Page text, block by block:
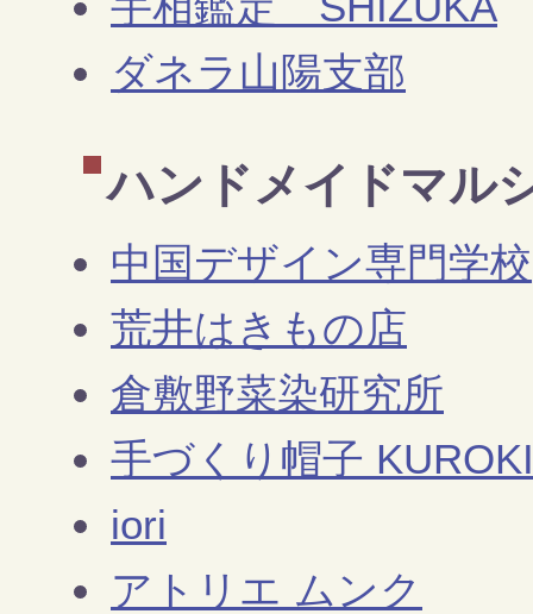
ダネラ山陽支部
ハンドメイドマル
中国デザイン専門学校
荒井はきもの店
倉敷野菜染研究所
手づくり帽子 KUROKI
iori
アトリエ ムンク